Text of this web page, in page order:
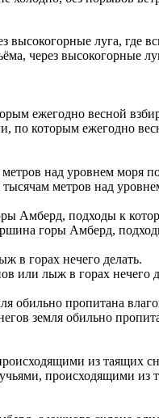
через высокогорные
по которым ежегодно
метров над
горы Амберд,
или лыж в горах нечего
земля обильно
происходящими из